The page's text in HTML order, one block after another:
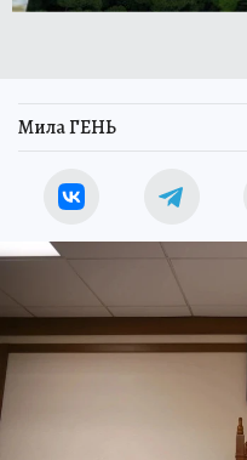
Мила ГЕНЬ